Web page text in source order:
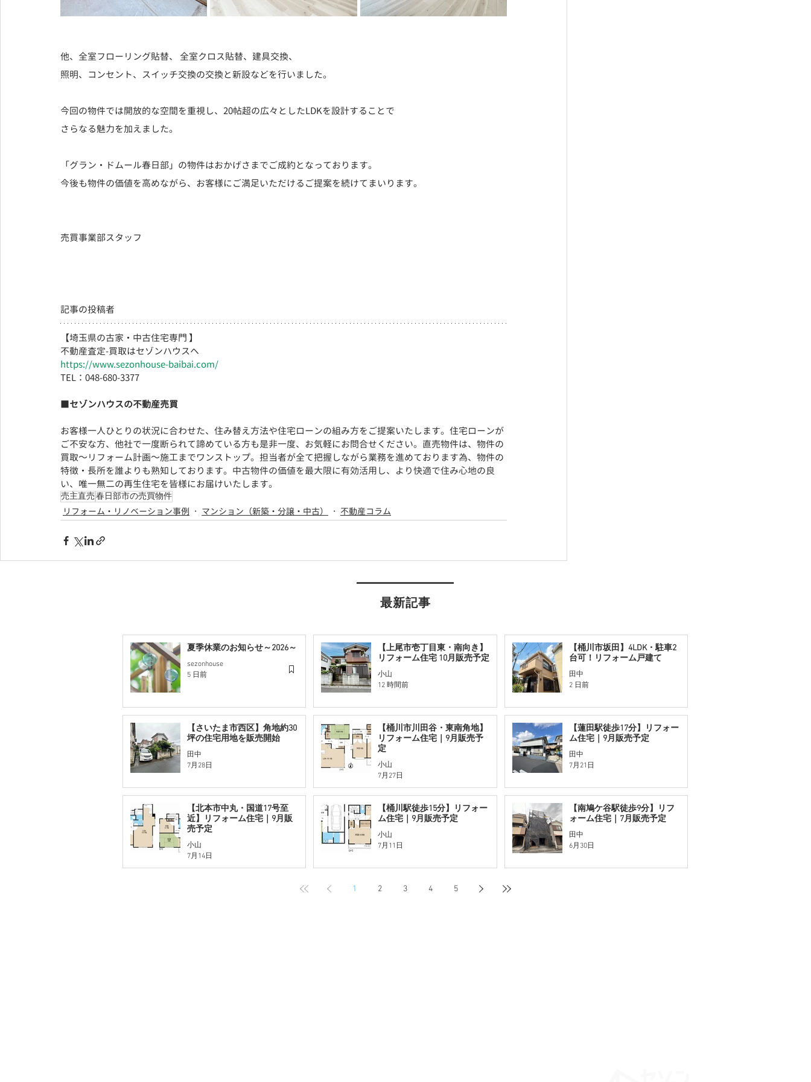
他、全室フローリング貼替、 全室クロス貼替、建具交換、
照明、コンセント、スイッチ交換の交換と新設などを行いました。
今回の物件では開放的な空間を重視し、20帖超の広々としたLDKを設計することで
さらなる魅力を加えました。
「グラン・ドムール春日部」の物件はおかげさまでご成約となっております。
今後も物件の価値を高めながら、お客様にご満足いただけるご提案を続けてまいります。
売買事業部スタッフ
記事の投稿者
【埼玉県の古家・中古住宅専門 】
不動産査定-買取はセゾンハウスへ
https://www.sezonhouse-baibai.com/
TEL：048-680-3377
■セゾンハウスの不動産売買
お客様一人ひとりの状況に合わせた、住み替え方法や住宅ローンの組み方をご提案いたします。住宅ローンが
ご不安な方、他社で一度断られて諦めている方も是非一度、お気軽にお問合せください。直売物件は、物件の
買取～リフォーム計画～施工までワンストップ。担当者が全て把握しながら業務を進めております為、物件の
特徴・長所を誰よりも熟知しております。 中古物件の価値を最大限に有効活用し、より快適で住み心地の良
い、 唯一無二の再生住宅を皆様にお届けいたします。
売主直売春日部市の売買物件
リフォーム・リノベーション事例 マンション（新築・分譲・中古） 不動産コラム
最新記事
夏季休業のお知らせ～2026～
sezonhouse
5 日前
【上尾市壱丁目東・南向き】
リフォーム住宅 10月販売予定
小山
12 時間前
【桶川市坂田】4LDK・駐車2
台可！リフォーム戸建て
田中
2 日前
【さいたま市西区】角地約30
坪の住宅用地を販売開始
田中
7月28日
【桶川市川田谷・東南角地】
リフォーム住宅｜9月販売予
定
小山
7月27日
【蓮田駅徒歩17分】リフォー
ム住宅｜9月販売予定
田中
7月21日
【北本市中丸・国道17号至
近】リフォーム住宅｜9月販
売予定
小山
7月14日
【桶川駅徒歩15分】リフォー
ム住宅｜9月販売予定
小山
7月11日
【南鳩ケ谷駅徒歩9分】リフ
ォーム住宅｜7月販売予定
田中
6月30日
1 2 3 4 5